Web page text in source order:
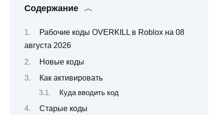
Содержание
Рабочие коды OVERKILL в Roblox на 08
августа 2026
Новые коды
Как активировать
Куда вводить код
Старые коды